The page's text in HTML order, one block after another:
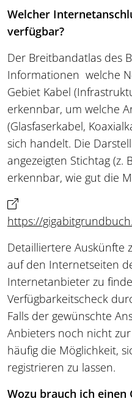
Welcher
verfügbar?
Der Breitbandatlas des
Informationen welche
Gebiet Kabel
erkennbar, um welche
(Glasfaserkabel,
sich handelt. Die
angezeigten Stichtag (z.
erkennbar, wie gut die
https://
Detailliertere Auskünfte
auf den Internetseiten
Internetanbieter zu
Verfügbarkeitscheck
Falls der gewünschte
Anbieters noch nicht
häufig die Möglichkeit,
registrieren zu lassen.
Wozu brauch ich einen